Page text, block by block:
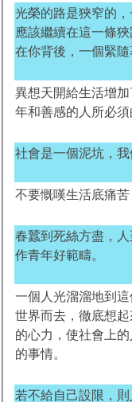
光榮的路是狹窄的
應該繼續在這一條
在你背後，一個緊隨
異想天開給生活增
年和善感的人所必須
社會是一個泥坑，我
不要慨嘆生活底痛
春蠶到死絲方盡，
作青年好範疇。
一個人光溜溜地到
世界而去，徹底想
的心力，使社會上
的事情。
若不給自己設限，